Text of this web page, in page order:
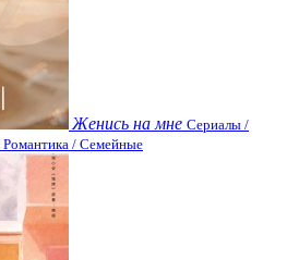
Женись на мне Сериалы /
/ Семейные